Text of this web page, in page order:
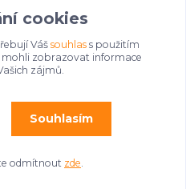
cookies
Váš souhlass použitím
mohli zobrazovat informace
zájmů.
Souhlasím
odmítnout zde